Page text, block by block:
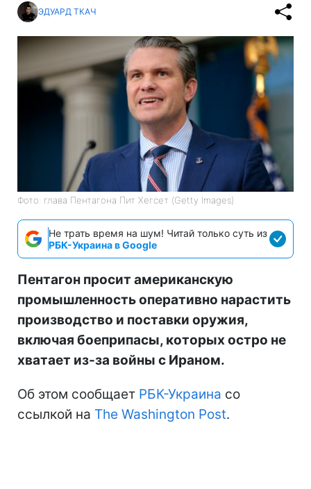
ЭДУАРД ТКАЧ
Фото: глава Пентагона Пит Хегсет (Getty Images)
Не трать время на шум! Читай только суть из
РБК-Украина в Google
Пентагон просит американскую
промышленность оперативно нарастить
производство и поставки оружия,
включая боеприпасы, которых остро не
хватает из-за войны с Ираном.
Об этом сообщает РБК-Украина со
ссылкой на The Washington Post.